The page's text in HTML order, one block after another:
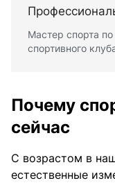
Мастер спорта
спортивного
Почему
сейчас
С возрастом в
естественные